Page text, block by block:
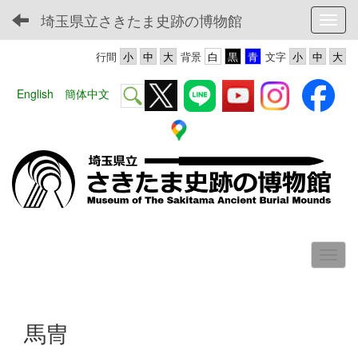
埼玉県立さきたま史跡の博物館
文字
背景
行間
English 簡体中文
馬冑